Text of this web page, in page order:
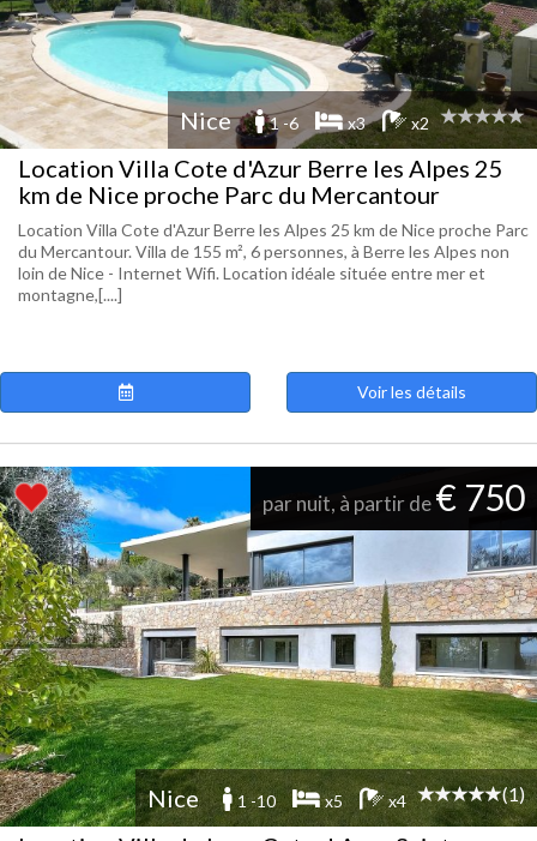
Nice 1 -6 x3 x2
Location Villa Cote d'Azur Berre les Alpes 25
km de Nice proche Parc du Mercantour
Location Villa Cote d'Azur Berre les Alpes 25 km de Nice proche Parc
du Mercantour. Villa de 155 m², 6 personnes, à Berre les Alpes non
loin de Nice - Internet Wifi. Location idéale située entre mer et
montagne,[....]
Voir les détails
par nuit, à partir de€ 750
Nice 1 -10 x5 x4 (1)